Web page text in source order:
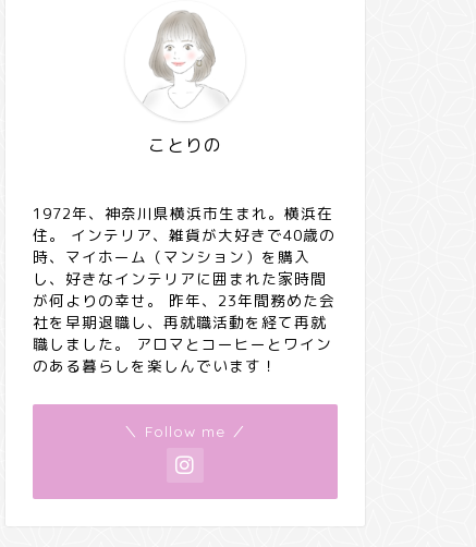
ことりの
1972年、神奈川県横浜市生まれ。横浜在
住。 インテリア、雑貨が大好きで40歳の
時、マイホーム（マンション）を購入
し、好きなインテリアに囲まれた家時間
が何よりの幸せ。 昨年、23年間務めた会
社を早期退職し、再就職活動を経て再就
職しました。 アロマとコーヒーとワイン
のある暮らしを楽しんでいます！
＼ Follow me ／